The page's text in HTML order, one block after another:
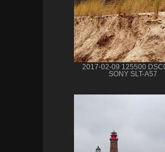
2017-02-09 125500
SONY SLT-A57